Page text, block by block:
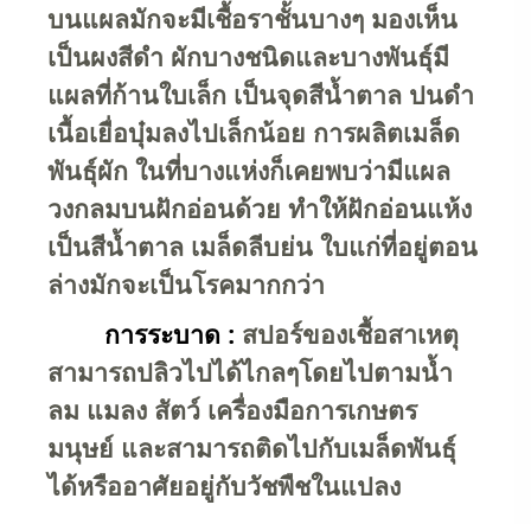
บนแผลมักจะมีเชื้อราชั้นบางๆ มองเห็น
เป็นผงสีดำ ผักบางชนิดและบางพันธุ์มี
แผลที่ก้านใบเล็ก เป็นจุดสีน้ำตาล ปนดำ
เนื้อเยื่อบุ๋มลงไปเล็กน้อย การผลิตเมล็ด
พันธุ์ผัก ในที่บางแห่งก็เคยพบว่ามีแผล
วงกลมบนฝักอ่อนด้วย ทำให้ฝักอ่อนแห้ง
เป็นสีน้ำตาล เมล็ดลีบย่น ใบแก่ที่อยู่ตอน
ล่างมักจะเป็นโรคมากกว่า
การระบาด : สปอร์ของเชื้อสาเหตุ
สามารถปลิวไปได้ไกลๆโดยไปตามน้ำ
ลม แมลง สัตว์ เครื่องมือการเกษตร
มนุษย์ และสามารถติดไปกับเมล็ดพันธุ์
ได้หรืออาศัยอยู่กับวัชพืชในแปลง